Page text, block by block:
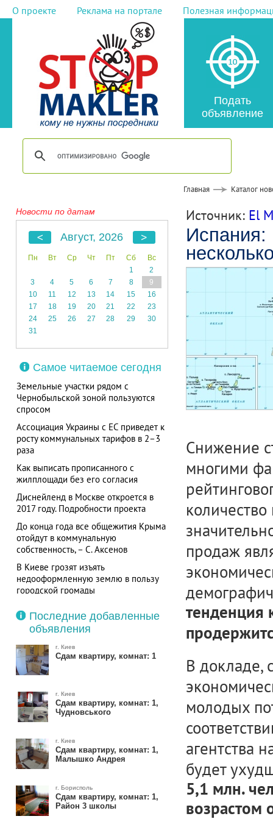
О проекте Реклама на портале Полезная
Подать
объявление
Главная Каталог
Новости по датам
Август, 2026
Пн Вт Ср Чт Пт Сб
Вс
1
2
3
4 5 6 7 8
9
10
11 12 13 14 15
16
17
18 19 20 21 22
23
24
25 26 27 28 29
30
31
Самое читаемое сегодня
Земельные участки рядом с
Чернобыльской зоной пользуются
спросом
Ассоциация Украины с ЕС приведет к
росту коммунальных тарифов в 2–3
раза
Как выписать прописанного с
жилплощади без его согласия
Диснейленд в Москве откроется в
2017 году. Подробности проекта
До конца года все общежития Крыма
отойдут в коммунальную
собственность, – С. Аксенов
В Киеве грозят изъять
недооформленную землю в пользу
городской громады
Последние добавленные
объявления
г. Киев
Сдам квартиру, комнат: 1
г. Киев
Сдам квартиру, комнат: 1,
Чудновського
г. Киев
Сдам квартиру, комнат: 1,
Малышко Андрея
г. Борисполь
Сдам квартиру, комнат: 1,
Район 3 школы
Источник: El
Испания:
Снижение
многими
продаж
тенденция
В докладе,
молодых
агентства
будет
5,1 млн.
возрастом